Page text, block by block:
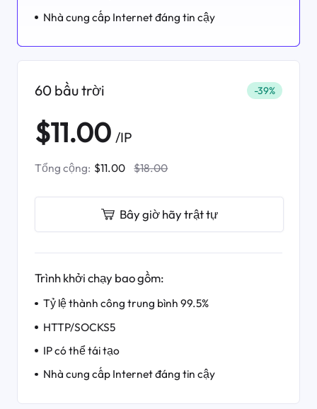
Nhà cung cấp Internet đáng tin cậy
60 bầu trời -39%
$11.00 /IP
Tổng cộng: $11.00 $18.00
Bây giờ hãy trật tự
Trình khởi chạy bao gồm:
Tỷ lệ thành công trung bình 99.5%
HTTP/SOCKS5
IP có thể tái tạo
Nhà cung cấp Internet đáng tin cậy